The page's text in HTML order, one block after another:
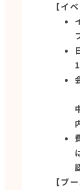
【イ
【ブ